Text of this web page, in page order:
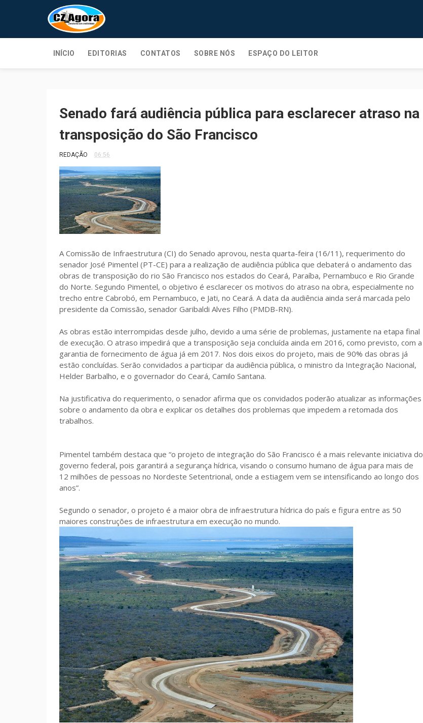
INÍCIO EDITORIAS CONTATOS SOBRE NÓS ESPAÇO DO LEITOR
Senado fará audiência pública para esclarecer atraso na
transposição do São Francisco
REDAÇÃO 06:56
A Comissão de Infraestrutura (CI) do Senado aprovou, nesta quarta-feira (16/11), requerimento do
senador José Pimentel (PT-CE) para a realização de audiência pública que debaterá o andamento das
obras de transposição do rio São Francisco nos estados do Ceará, Paraíba, Pernambuco e Rio Grande
do Norte. Segundo Pimentel, o objetivo é esclarecer os motivos do atraso na obra, especialmente no
trecho entre Cabrobó, em Pernambuco, e Jati, no Ceará. A data da audiência ainda será marcada pelo
presidente da Comissão, senador Garibaldi Alves Filho (PMDB-RN).
As obras estão interrompidas desde julho, devido a uma série de problemas, justamente na etapa final
de execução. O atraso impedirá que a transposição seja concluída ainda em 2016, como previsto, com a
garantia de fornecimento de água já em 2017. Nos dois eixos do projeto, mais de 90% das obras já
estão concluídas. Serão convidados a participar da audiência pública, o ministro da Integração Nacional,
Helder Barbalho, e o governador do Ceará, Camilo Santana.
Na justificativa do requerimento, o senador afirma que os convidados poderão atualizar as informações
sobre o andamento da obra e explicar os detalhes dos problemas que impedem a retomada dos
trabalhos.
Pimentel também destaca que “o projeto de integração do São Francisco é a mais relevante iniciativa do
governo federal, pois garantirá a segurança hídrica, visando o consumo humano de água para mais de
12 milhões de pessoas no Nordeste Setentrional, onde a estiagem vem se intensificando ao longo dos
anos”.
Segundo o senador, o projeto é a maior obra de infraestrutura hídrica do país e figura entre as 50
maiores construções de infraestrutura em execução no mundo.